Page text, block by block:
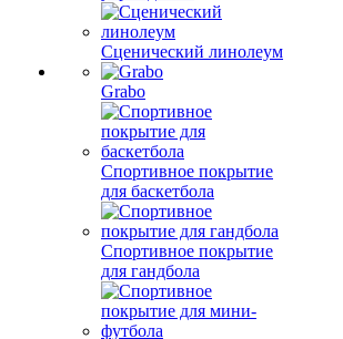
Сценический линолеум
Grabo
Спортивное покрытие
для баскетбола
Спортивное покрытие
для гандбола